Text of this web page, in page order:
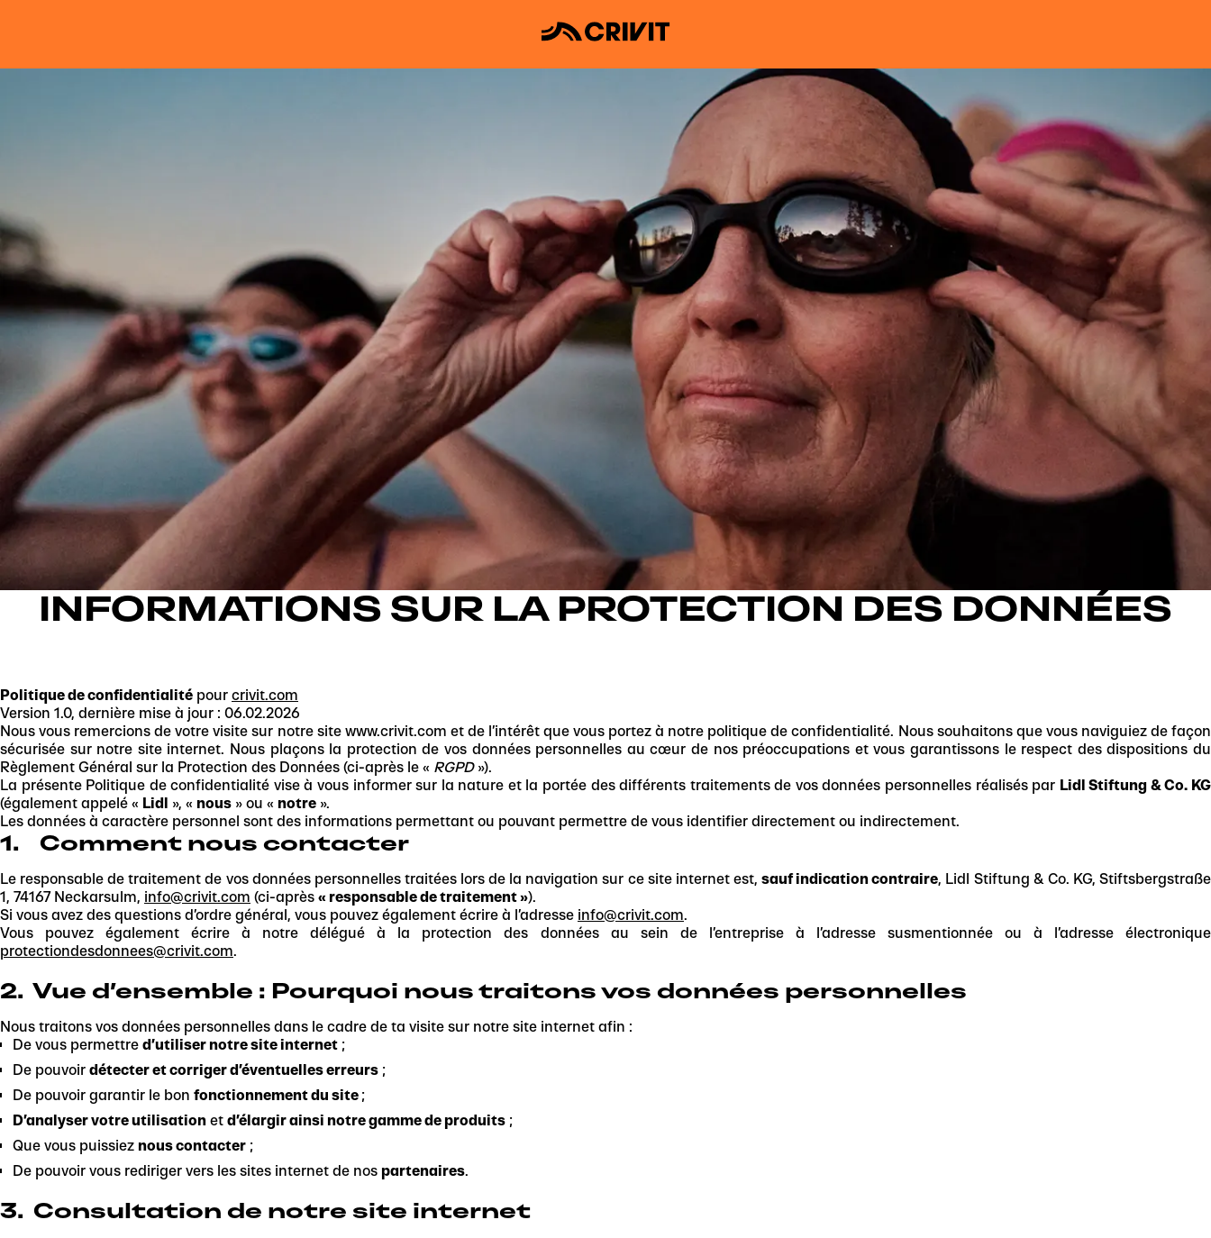
INFORMATIONS SUR LA PROTECTION DES DONNÉES
Politique de confidentialité pour crivit.com
Version 1.0, dernière mise à jour : 06.02.2026
Nous vous remercions de votre visite sur notre site www.crivit.com et de l’intérêt que vous portez à notre politique de confidentialité. Nous souhaitons que vous naviguiez de façon
sécurisée sur notre site internet. Nous plaçons la protection de vos données personnelles au cœur de nos préoccupations et vous garantissons le respect des dispositions du
Règlement Général sur la Protection des Données (ci-après le « RGPD »).
La présente Politique de confidentialité vise à vous informer sur la nature et la portée des différents traitements de vos données personnelles réalisés par Lidl Stiftung & Co. KG
(également appelé « Lidl », « nous » ou « notre ».
Les données à caractère personnel sont des informations permettant ou pouvant permettre de vous identifier directement ou indirectement.
1. Comment nous contacter
Le responsable de traitement de vos données personnelles traitées lors de la navigation sur ce site internet est,sauf indication contraire, Lidl Stiftung & Co. KG, Stiftsbergstraße
1, 74167 Neckarsulm, info@crivit.com (ci-après « responsable de traitement »).
Si vous avez des questions d’ordre général, vous pouvez également écrire à l’adresse info@crivit.com.
Vous pouvez également écrire à notre délégué à la protection des données au sein de l’entreprise à l’adresse susmentionnée ou à l’adresse électronique
protectiondesdonnees@crivit.com.
2. Vue d’ensemble : Pourquoi nous traitons vos données personnelles
Nous traitons vos données personnelles dans le cadre de ta visite sur notre site internet afin :
De vous permettre d’utiliser notre site internet ;
De pouvoir détecter et corriger d’éventuelles erreurs ;
De pouvoir garantir le bon fonctionnement du site ;
D’analyser votre utilisation et d’élargir ainsi notre gamme de produits ;
Que vous puissiez nous contacter ;
De pouvoir vous rediriger vers les sites internet de nos partenaires.
3. Consultation de notre site internet